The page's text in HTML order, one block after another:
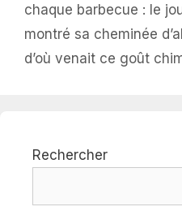
chaque barbecue : le
montré sa cheminée
d’où venait ce goût
Rechercher